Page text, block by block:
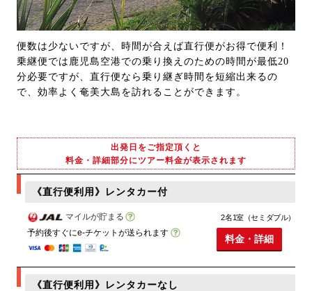
便数は少ないですが、時間が合えば直行便がお得で便利！
乗継便では鹿児島空港での乗り換えのための時間が最低20
分必要ですが、直行便なら乗り継ぎ時間を短縮出来るの
で、効率よく奄美大島を訪れることができます。
出発日をご指定頂くと
料金・詳細部分にツアー料金が表示されます
《直行便利用》レンタカー付
マイルが貯まる
予約後すぐにe-チケットが送られます
2名1室（セミダブル）
料金・詳細
《直行便利用》レンタカーなし